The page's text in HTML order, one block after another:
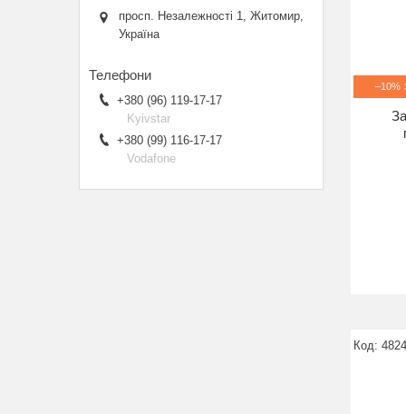
–10%
просп. Незалежності 1, Житомир,
Україна
+380 (96) 119-17-17
Kyivstar
+380 (99) 116-17-17
Vodafone